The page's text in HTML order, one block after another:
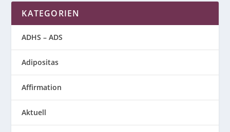
KATEGORIEN
ADHS – ADS
Adipositas
Affirmation
Aktuell